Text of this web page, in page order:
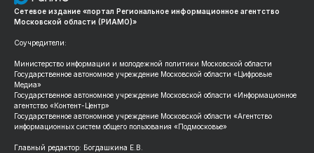
Сетевое издание «портал Региональное информационное агентство
Московской области (РИАМО)»
Соучредители:
Министерство информации и молодежной политики Московской области
Государственное автономное учреждение Московской области «Цифровые
Медиа»
Государственное автономное учреждение Московской области «Информационное
агентство «Контент-Центр»
Государственное автономное учреждение Московской области «Агентство
информационных систем общего пользования «Подмосковье»
Главный редактор: Богдашкина Е.В.